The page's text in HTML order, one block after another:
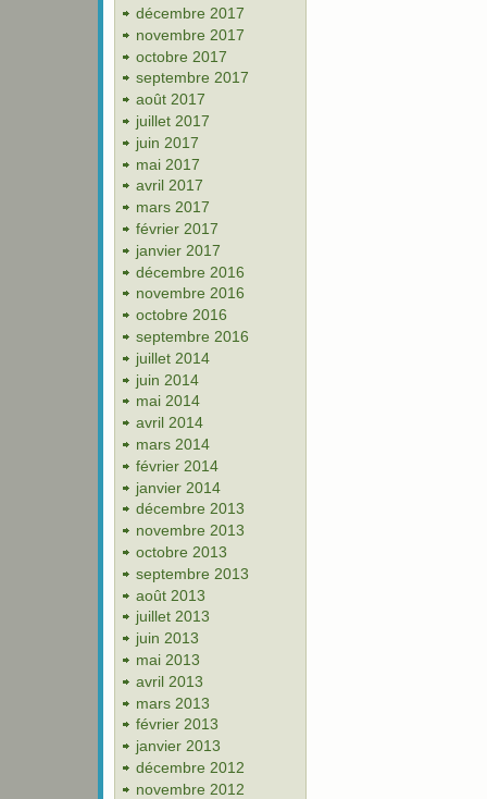
décembre 2017
novembre 2017
octobre 2017
septembre 2017
août 2017
juillet 2017
juin 2017
mai 2017
avril 2017
mars 2017
février 2017
janvier 2017
décembre 2016
novembre 2016
octobre 2016
septembre 2016
juillet 2014
juin 2014
mai 2014
avril 2014
mars 2014
février 2014
janvier 2014
décembre 2013
novembre 2013
octobre 2013
septembre 2013
août 2013
juillet 2013
juin 2013
mai 2013
avril 2013
mars 2013
février 2013
janvier 2013
décembre 2012
novembre 2012